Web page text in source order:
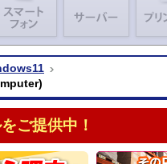
ご提供中！